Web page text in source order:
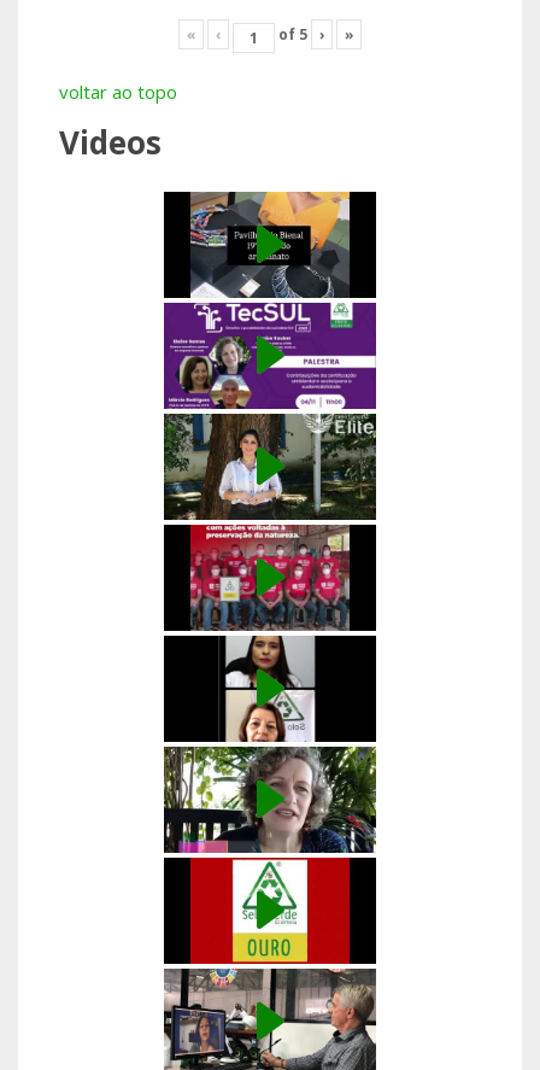
« ‹ of 5 › »
voltar ao topo
Videos